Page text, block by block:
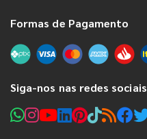
Formas de Pagamento
Siga-nos nas redes sociais